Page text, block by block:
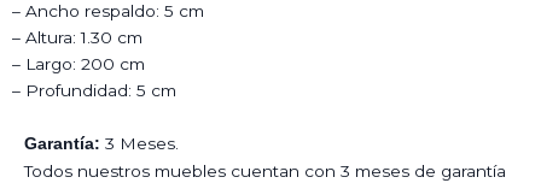
– Ancho respaldo: 5 cm
– Altura: 1.30 cm
– Largo: 200 cm
– Profundidad: 5 cm
Garantía: 3 Meses.
Todos nuestros muebles cuentan con 3 meses de garantía